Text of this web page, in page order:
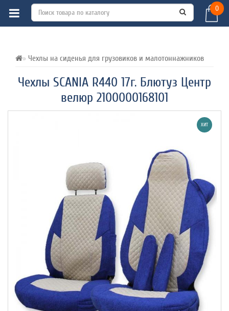
0
Чехлы на сиденья для грузовиков и малотоннажников
Чехлы SCANIA R440 17г. Блютуз Центр
велюр 2100000168101
ВСЕ О ТОВАРЕ ХАРАКТЕРИСТИКИ
ХИТ